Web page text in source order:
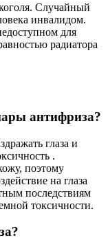
Случайный
инвалидом.
для
радиатора
антифриза?
глаза и
.
поэтому
на глаза
последствиям
токсичности.